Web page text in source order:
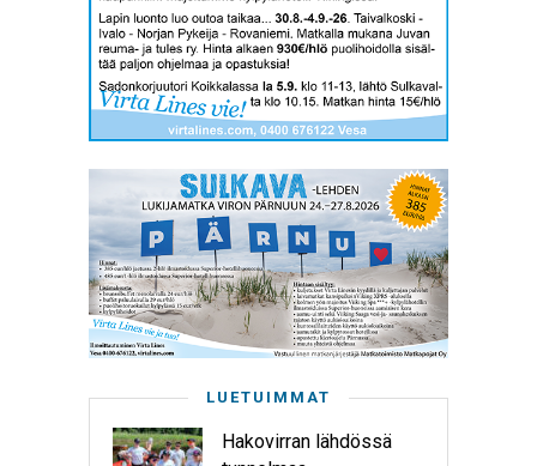
LUETUIMMAT
Hakovirran lähdössä